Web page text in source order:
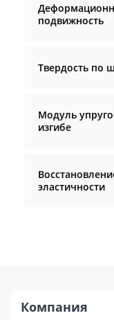
подвижность
Твердость по
Модуль
изгибе
эластичности
Компания